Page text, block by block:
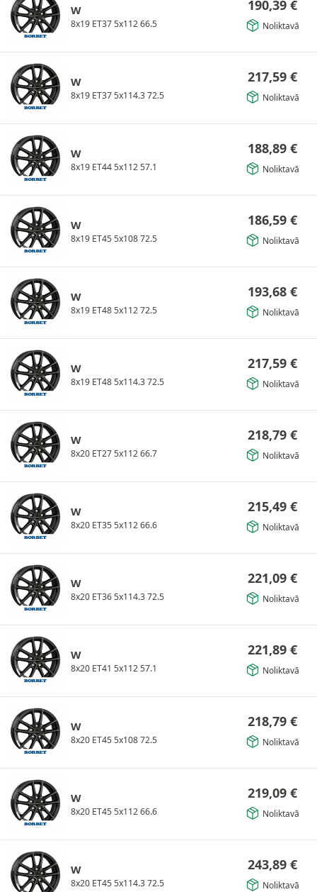
W
8x19 ET37 5x112 66.5
190,39 €
Noliktavā
W
8x19 ET37 5x114.3 72.5
217,59 €
Noliktavā
W
8x19 ET44 5x112 57.1
188,89 €
Noliktavā
W
8x19 ET45 5x108 72.5
186,59 €
Noliktavā
W
8x19 ET48 5x112 72.5
193,68 €
Noliktavā
W
8x19 ET48 5x114.3 72.5
217,59 €
Noliktavā
W
8x20 ET27 5x112 66.7
218,79 €
Noliktavā
W
8x20 ET35 5x112 66.6
215,49 €
Noliktavā
W
8x20 ET36 5x114.3 72.5
221,09 €
Noliktavā
W
8x20 ET41 5x112 57.1
221,89 €
Noliktavā
W
8x20 ET45 5x108 72.5
218,79 €
Noliktavā
W
8x20 ET45 5x112 66.6
219,09 €
Noliktavā
W
8x20 ET45 5x114.3 72.5
243,89 €
Noliktavā